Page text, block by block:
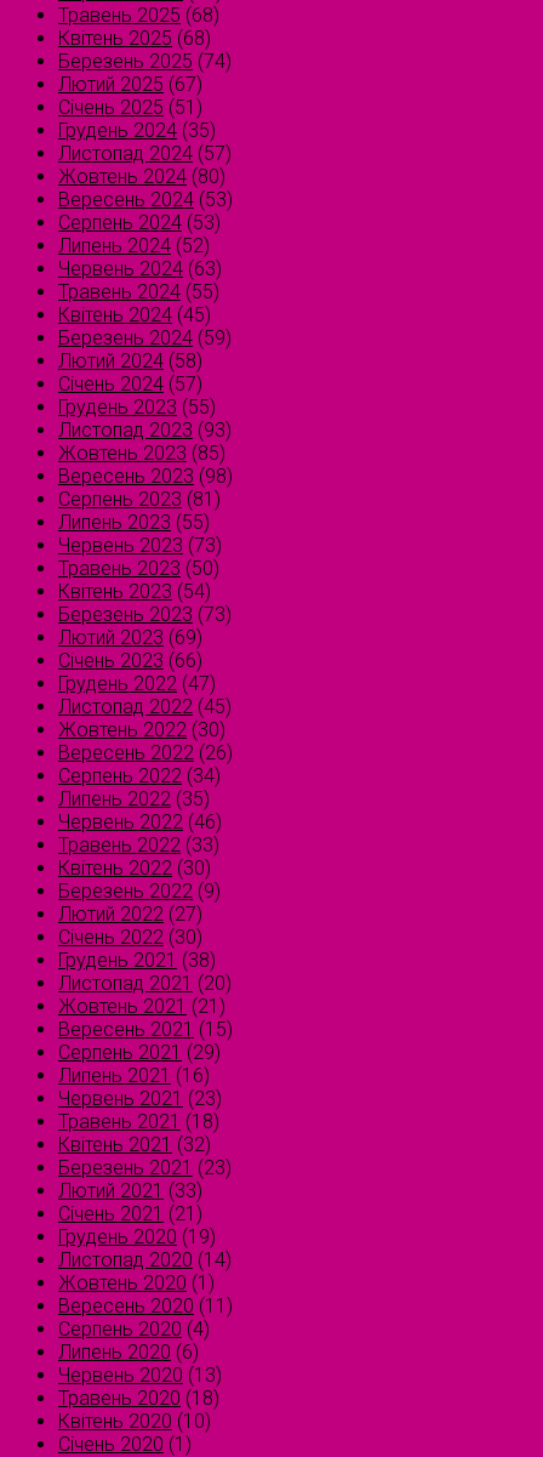
Травень 2025 (68)
Квітень 2025 (68)
Березень 2025 (74)
Лютий 2025 (67)
Січень 2025 (51)
Грудень 2024 (35)
Листопад 2024 (57)
Жовтень 2024 (80)
Вересень 2024 (53)
Серпень 2024 (53)
Липень 2024 (52)
Червень 2024 (63)
Травень 2024 (55)
Квітень 2024 (45)
Березень 2024 (59)
Лютий 2024 (58)
Січень 2024 (57)
Грудень 2023 (55)
Листопад 2023 (93)
Жовтень 2023 (85)
Вересень 2023 (98)
Серпень 2023 (81)
Липень 2023 (55)
Червень 2023 (73)
Травень 2023 (50)
Квітень 2023 (54)
Березень 2023 (73)
Лютий 2023 (69)
Січень 2023 (66)
Грудень 2022 (47)
Листопад 2022 (45)
Жовтень 2022 (30)
Вересень 2022 (26)
Серпень 2022 (34)
Липень 2022 (35)
Червень 2022 (46)
Травень 2022 (33)
Квітень 2022 (30)
Березень 2022 (9)
Лютий 2022 (27)
Січень 2022 (30)
Грудень 2021 (38)
Листопад 2021 (20)
Жовтень 2021 (21)
Вересень 2021 (15)
Серпень 2021 (29)
Липень 2021 (16)
Червень 2021 (23)
Травень 2021 (18)
Квітень 2021 (32)
Березень 2021 (23)
Лютий 2021 (33)
Січень 2021 (21)
Грудень 2020 (19)
Листопад 2020 (14)
Жовтень 2020 (1)
Вересень 2020 (11)
Серпень 2020 (4)
Липень 2020 (6)
Червень 2020 (13)
Травень 2020 (18)
Квітень 2020 (10)
Січень 2020 (1)